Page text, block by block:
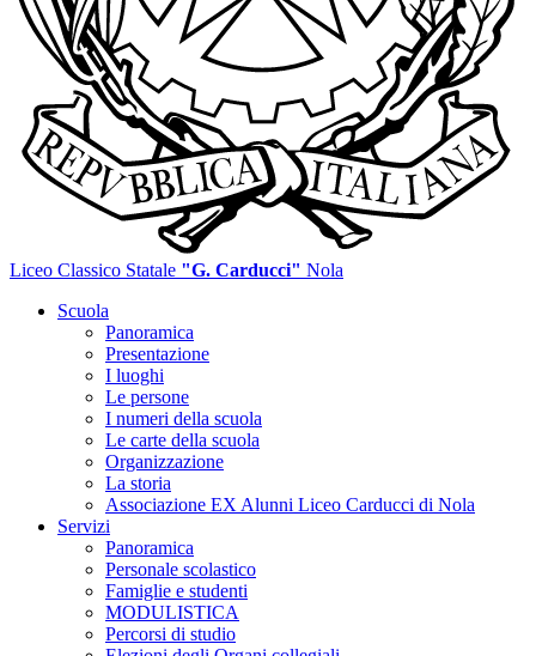
Liceo Classico Statale "G. Carducci" Nola
Scuola
Panoramica
Presentazione
I luoghi
Le persone
I numeri della scuola
Le carte della scuola
Organizzazione
La storia
Associazione EX Alunni Liceo Carducci di Nola
Servizi
Panoramica
Personale scolastico
Famiglie e studenti
MODULISTICA
Percorsi di studio